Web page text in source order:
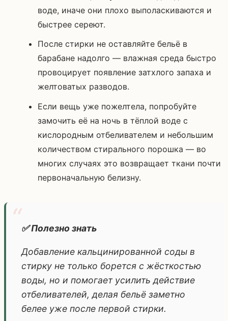
воде, иначе они плохо выполаскиваются и
быстрее сереют.
После стирки не оставляйте бельё в
барабане надолго — влажная среда быстро
провоцирует появление затхлого запаха и
желтоватых разводов.
Если вещь уже пожелтела, попробуйте
замочить её на ночь в тёплой воде с
кислородным отбеливателем и небольшим
количеством стирального порошка — во
многих случаях это возвращает ткани почти
первоначальную белизну.
✅ Полезно знать
Добавление кальцинированной соды в
стирку не только борется с жёсткостью
воды, но и помогает усилить действие
отбеливателей, делая бельё заметно
белее уже после первой стирки.